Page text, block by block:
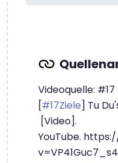
Videoquelle: #17
[#17Ziele] Tu
[Video].
YouTube.
v=VP41Guc7_s4